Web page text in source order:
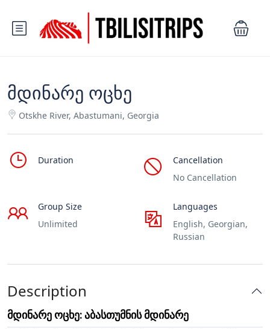
მდინარე ოცხე
Otskhe River, Abastumani, Georgia
Duration
Cancellation
No Cancellation
Group Size
Unlimited
Languages
English, Georgian,
Russian
Description
მდინარე ოცხე: აბასთუმნის მდინარე